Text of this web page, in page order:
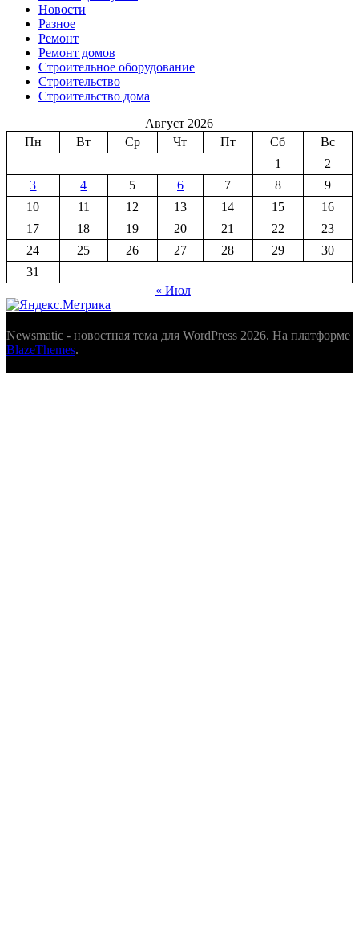
Новости
Разное
Ремонт
Ремонт домов
Строительное оборудование
Строительство
Строительство дома
Август 2026
Пн
Вт Ср Чт Пт Сб
Вс
1
2
3
4 5 6 7 8
9
10
11 12 13 14 15
16
17
18 19 20 21 22
23
24
25 26 27 28 29
30
31
« Июл
Newsmatic - новостная тема для WordPress 2026. На платформе
BlazeThemes.